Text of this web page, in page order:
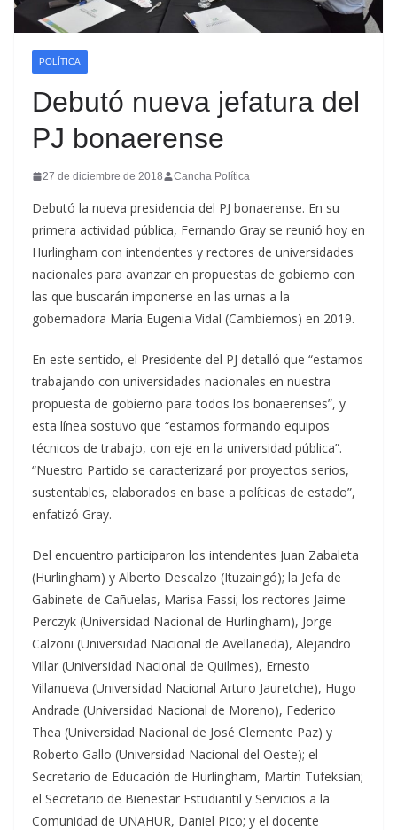
POLÍTICA
Debutó nueva jefatura del
PJ bonaerense
27 de diciembre de 2018 Cancha Política
Debutó la nueva presidencia del PJ bonaerense. En su
primera actividad pública, Fernando Gray se reunió hoy en
Hurlingham con intendentes y rectores de universidades
nacionales para avanzar en propuestas de gobierno con
las que buscarán imponerse en las urnas a la
gobernadora María Eugenia Vidal (Cambiemos) en 2019.
En este sentido, el Presidente del PJ detalló que “estamos
trabajando con universidades nacionales en nuestra
propuesta de gobierno para todos los bonaerenses”, y
esta línea sostuvo que “estamos formando equipos
técnicos de trabajo, con eje en la universidad pública”.
“Nuestro Partido se caracterizará por proyectos serios,
sustentables, elaborados en base a políticas de estado”,
enfatizó Gray.
Del encuentro participaron los intendentes Juan Zabaleta
(Hurlingham) y Alberto Descalzo (Ituzaingó); la Jefa de
Gabinete de Cañuelas, Marisa Fassi; los rectores Jaime
Perczyk (Universidad Nacional de Hurlingham), Jorge
Calzoni (Universidad Nacional de Avellaneda), Alejandro
Villar (Universidad Nacional de Quilmes), Ernesto
Villanueva (Universidad Nacional Arturo Jauretche), Hugo
Andrade (Universidad Nacional de Moreno), Federico
Thea (Universidad Nacional de José Clemente Paz) y
Roberto Gallo (Universidad Nacional del Oeste); el
Secretario de Educación de Hurlingham, Martín Tufeksian;
el Secretario de Bienestar Estudiantil y Servicios a la
Comunidad de UNAHUR, Daniel Pico; y el docente